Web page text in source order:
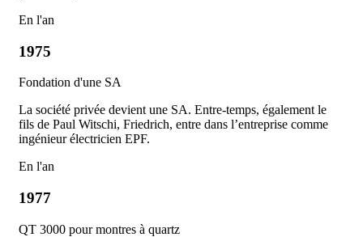
En l'an
1975
Fondation d'une SA
La société privée devient une SA. Entre-temps, également le
fils de Paul Witschi, Friedrich, entre dans l’entreprise comme
ingénieur électricien EPF.
En l'an
1977
QT 3000 pour montres à quartz